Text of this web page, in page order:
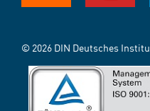
© 2026 DIN Deutsches